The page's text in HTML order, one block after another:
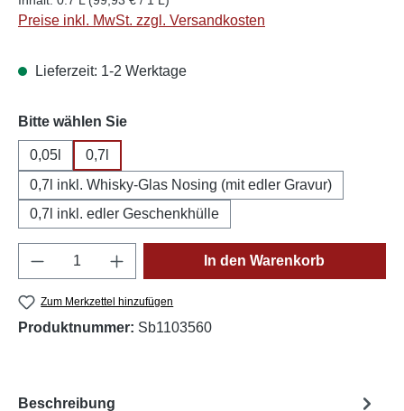
Preise inkl. MwSt. zzgl. Versandkosten
Lieferzeit: 1-2 Werktage
Bitte wählen Sieauswählen
0,05l
0,7l
0,7l inkl. Whisky-Glas Nosing (mit edler Gravur)
0,7l inkl. edler Geschenkhülle
Produkt Anzahl: Gib den gewünschten
In den Warenkorb
Zum Merkzettel hinzufügen
Produktnummer: Sb1103560
Beschreibung